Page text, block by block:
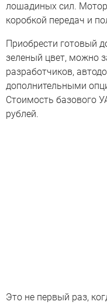
лошадиных сил. Мотор
коробкой передач и
Приобрести готовый
зеленый цвет, можно
разработчиков,
дополнительными
Стоимость базового
рублей.
Это не первый раз,